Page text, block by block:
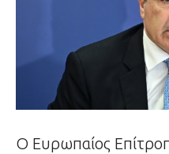
Ο Ευρωπαίος